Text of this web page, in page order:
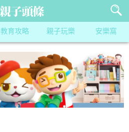
教育攻略 親子玩樂 安樂窩